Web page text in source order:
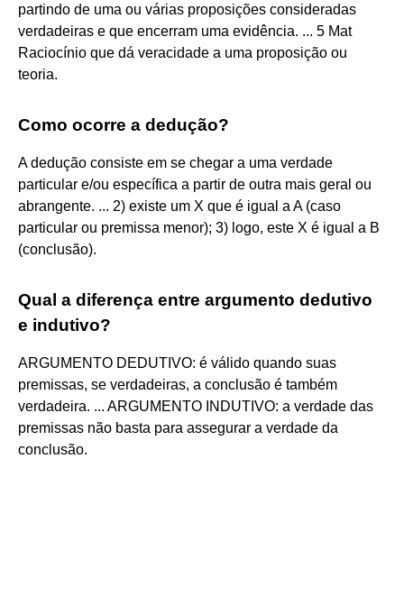
partindo de uma ou várias proposições consideradas
verdadeiras e que encerram uma evidência. ... 5 Mat
Raciocínio que dá veracidade a uma proposição ou
teoria.
Como ocorre a dedução?
A dedução consiste em se chegar a uma verdade
particular e/ou específica a partir de outra mais geral ou
abrangente. ... 2) existe um X que é igual a A (caso
particular ou premissa menor); 3) logo, este X é igual a B
(conclusão).
Qual a diferença entre argumento dedutivo
e indutivo?
ARGUMENTO DEDUTIVO: é válido quando suas
premissas, se verdadeiras, a conclusão é também
verdadeira. ... ARGUMENTO INDUTIVO: a verdade das
premissas não basta para assegurar a verdade da
conclusão.